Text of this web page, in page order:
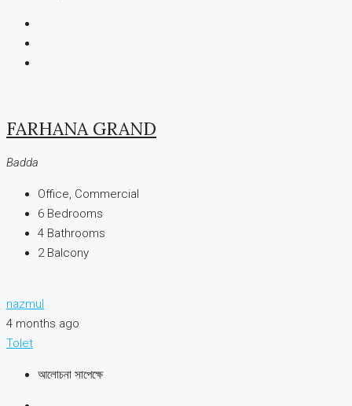
FARHANA GRAND
Badda
Office, Commercial
6 Bedrooms
4 Bathrooms
2 Balcony
nazmul
4 months ago
Tolet
আলোচনা সাপেক্ষে